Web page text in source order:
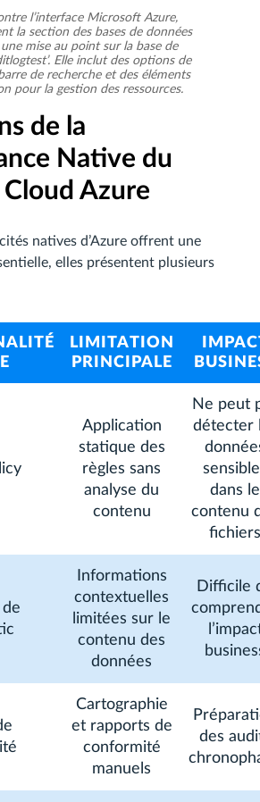
l’interface Microsoft Azure,
la section des bases de données
une mise au point sur la base de
Elle inclut des options de
de recherche et des éléments
pour la gestion des ressources.
de la
Native du
Azure
natives d’Azure offrent une
elles présentent plusieurs
LIMITATION
PRINCIPALE
Application
statique des
règles sans
analyse du
contenu
Ne peut
détecter
dans le
contenu
fichiers
Informations
contextuelles
limitées sur le
contenu des
données
Difficile
Cartographie
et rapports de
conformité
manuels
des